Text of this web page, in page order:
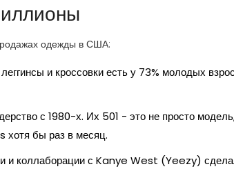
одежды в США:
и кроссовки есть у 73% молодых
с 1980-х. Их 501 - это не просто
хотя бы раз в месяц.
и коллаборации с Kanye West (Yeezy)